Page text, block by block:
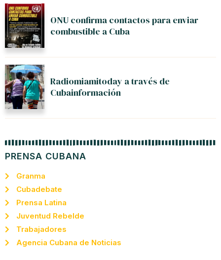
ONU confirma contactos para enviar
combustible a Cuba
Radiomiamitoday a través de
Cubainformación
PRENSA CUBANA
Granma
Cubadebate
Prensa Latina
Juventud Rebelde
Trabajadores
Agencia Cubana de Noticias